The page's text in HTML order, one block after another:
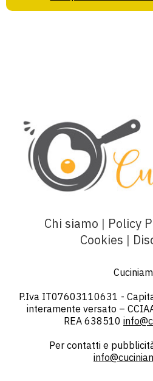
Chi siamo | Policy
Cookies |
P.Iva IT07603110631 -
interamente versato –
REA 638510
Per contatti e